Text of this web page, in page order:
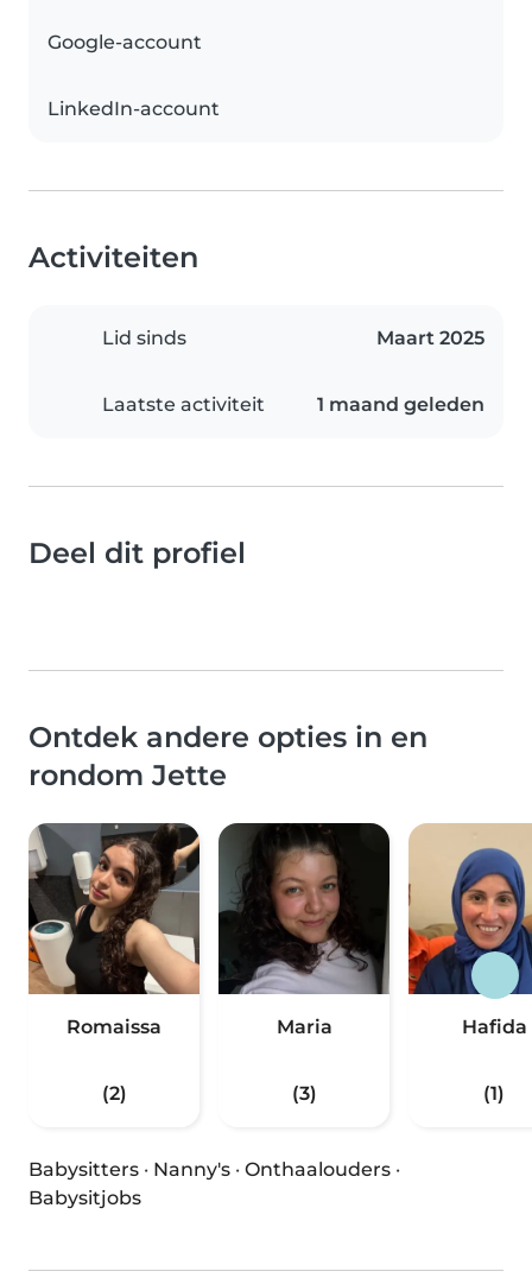
Google-account
LinkedIn-account
Activiteiten
Lid sinds Maart 2025
Laatste activiteit 1 maand geleden
Deel dit profiel
Ontdek andere opties in en
rondom Jette
Romaissa
(2)
Maria
(3)
Hafida
(1)
Babysitters · Nanny's · Onthaalouders ·
Babysitjobs